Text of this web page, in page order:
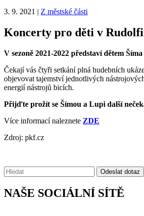
3. 9. 2021 | Z městské části
Koncerty pro děti v
V sezoně 2021-2022 představí dětem
Čekají vás čtyři setkání plná hudebních
objevovat tajemství jednotlivých
energií nástrojů bicích.
Přijďte prožít se Šímou a Lupi další
Více informací naleznete ZDE
Zdroj: pkf.cz
Vyhledávání: Odeslat dotaz
NAŠE SOCIÁLNÍ SÍTĚ